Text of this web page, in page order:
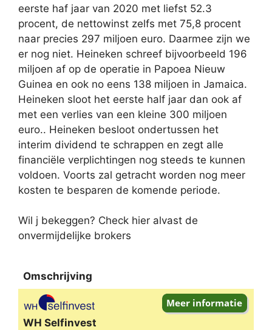
eerste haf jaar van 2020 met liefst 52.3
procent, de nettowinst zelfs met 75,8 procent
naar precies 297 miljoen euro. Daarmee zijn we
er nog niet. Heineken schreef bijvoorbeeld 196
miljoen af op de operatie in Papoea Nieuw
Guinea en ook no eens 138 miljoen in Jamaica.
Heineken sloot het eerste half jaar dan ook af
met een verlies van een kleine 300 miljoen
euro.. Heineken besloot ondertussen het
interim dividend te schrappen en zegt alle
financiële verplichtingen nog steeds te kunnen
voldoen. Voorts zal getracht worden nog meer
kosten te besparen de komende periode.
Wil j bekeggen? Check hier alvast de
onvermijdelijke brokers
Omschrijving
Omschrijving
WH Selfinvest